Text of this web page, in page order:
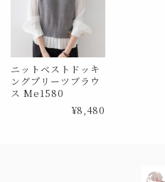
ニットベストドッキ
ングプリーツブラウ
ス Me1580
¥8,480